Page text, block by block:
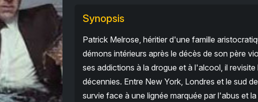
Synopsis
Patrick Melrose, héritier d'une famille
démons intérieurs après le décès de son père
ses addictions à la drogue et à l'alcool, il
décennies. Entre New York, Londres et le sud
survie face à une lignée marquée par l'abus et